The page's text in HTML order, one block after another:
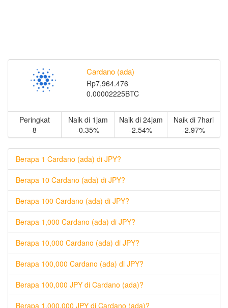
Cardano (ada)
Rp7,964.476
0.00002225BTC
Peringkat
8
Naik di 1jam
-0.35%
Naik di 24jam
-2.54%
Naik di 7hari
-2.97%
Berapa 1 Cardano (ada) di JPY?
Berapa 10 Cardano (ada) di JPY?
Berapa 100 Cardano (ada) di JPY?
Berapa 1,000 Cardano (ada) di JPY?
Berapa 10,000 Cardano (ada) di JPY?
Berapa 100,000 Cardano (ada) di JPY?
Berapa 100,000 JPY di Cardano (ada)?
Berapa 1,000,000 JPY di Cardano (ada)?